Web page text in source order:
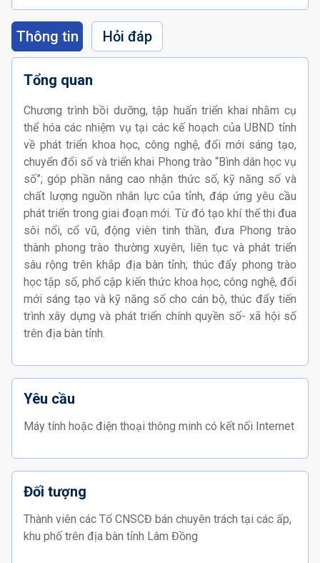
Thông tin Hỏi đáp
Tổng quan
Chương trình bồi dưỡng, tập huấn triển khai nhằm cụ
thể hóa các nhiệm vụ tại các kế hoạch của UBND tỉnh
về phát triển khoa học, công nghệ, đổi mới sáng tạo,
chuyển đổi số và triển khai Phong trào “Bình dân học vụ
số”; góp phần nâng cao nhận thức số, kỹ năng số và
chất lượng nguồn nhân lực của tỉnh, đáp ứng yêu cầu
phát triển trong giai đoạn mới. Từ đó tạo khí thế thi đua
sôi nổi, cổ vũ, động viên tinh thần, đưa Phong trào
thành phong trào thường xuyên, liên tục và phát triển
sâu rộng trên khắp địa bàn tỉnh; thúc đẩy phong trào
học tập số, phổ cập kiến thức khoa học, công nghệ, đổi
mới sáng tạo và kỹ năng số cho cán bộ, thúc đẩy tiến
trình xây dựng và phát triển chính quyền số- xã hội số
trên địa bàn tỉnh.
Yêu cầu
Máy tính hoặc điện thoại thông minh có kết nối Internet
Đối tượng
Thành viên các Tổ CNSCĐ bán chuyên trách tại các ấp,
khu phố trên địa bàn tỉnh Lâm Đồng